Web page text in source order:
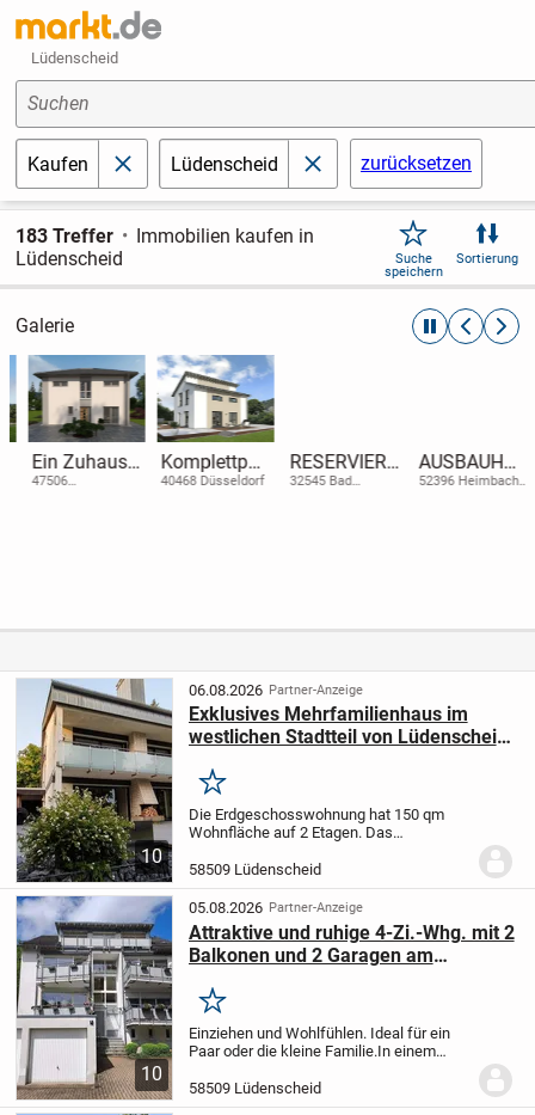
Lüdenscheid
Suchen
Kaufen schließenLüdenscheid schließenzurücksetzen
183 Treffer
Immobilien kaufen in
Lüdenscheid
Suche
speichern
Sortierung
Galerie automatische
Ein Zuhause,
das Ihr Herz
47506
Komplettpak
et zum
40468 Düsseldorf
RESERVIERT
- Top
- Lohe
32545 Bad
AUSBAUHAU
S mit
52396 Heimbach
10
06.08.2026 Partner-Anzeige
Exklusives Mehrfamilienhaus im
westlichen Stadtteil von Lüdenscheid
Merken
Die Erdgeschosswohnung hat 150 qm
Wohnfläche auf 2 Etagen. Das
moderne Bad befindet sich im OG mit
Blick in den Garten. Vor dem
Schlafzimmer befindet sich ein...
58509 Lüdenscheid
10
05.08.2026 Partner-Anzeige
Attraktive und ruhige 4-Zi.-Whg. mit 2
Balkonen und 2 Garagen am
Merken
Einziehen und Wohlfühlen. Ideal für ein
Paar oder die kleine Familie.In einem
Ihre neue helle 4-Zimmer-Wohnung in der
1. Etage.Das Haus wurde 1998 erbaut...
58509 Lüdenscheid